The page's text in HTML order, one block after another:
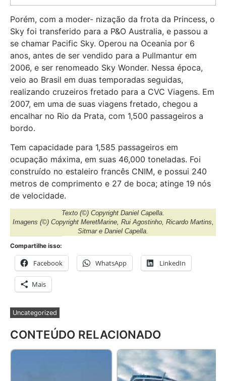
Porém, com a moder- nização da frota da Princess, o
Sky foi transferido para a P&O Australia, e passou a
se chamar Pacific Sky. Operou na Oceania por 6
anos, antes de ser vendido para a Pullmantur em
2006, e ser renomeado Sky Wonder. Nessa época,
veio ao Brasil em duas temporadas seguidas,
realizando cruzeiros fretado para a CVC Viagens. Em
2007, em uma de suas viagens fretado, chegou a
encalhar no Rio da Prata, com 1,500 passageiros a
bordo.
Tem capacidade para 1,585 passageiros em
ocupação máxima, em suas 46,000 toneladas. Foi
construído no estaleiro francês CNIM, e possui 240
metros de comprimento e 27 de boca; atinge 19 nós
de velocidade.
Texto (©) Copyright Daniel Capella.
Imagens (©) Copyright MeretMarine, Rui Agostinho, Ricardo Martins,
Sitmar e Daniel Capella.
Compartilhe isso:
Facebook WhatsApp LinkedIn
Mais
Uncategorized
CONTEÚDO RELACIONADO